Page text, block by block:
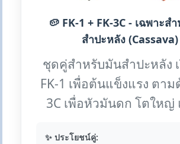
🥔 FK-1 + FK-3C - เฉพาะส
สำปะหลัง (Cassava)
ชุดคู่สำหรับมันสำปะหลัง
FK-1 เพื่อต้นแข็งแรง ตาม
3C เพื่อหัวมันดก โตใหญ่
✨ ประโยชน์คู่: